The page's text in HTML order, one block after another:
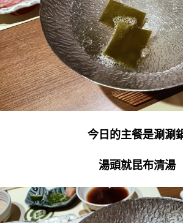
今日的主餐是涮涮
湯頭就昆布清湯